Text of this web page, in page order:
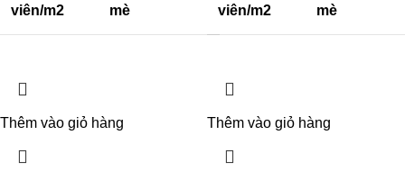
viên/m2
mè
Thêm vào giỏ hàng
viên/m2
mè
Thêm vào giỏ hàng